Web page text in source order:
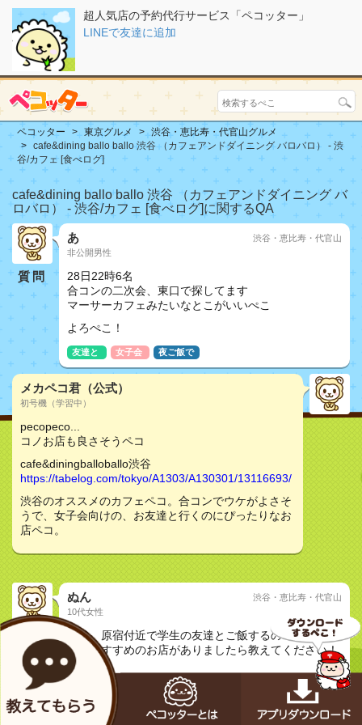
超人気店の予約代行サービス「ペコッター」
LINEで友達に追加
ペコッター 東京グルメ
渋谷・恵比寿・代官山グルメ
cafe&dining ballo ballo 渋谷 （カフェアンドダイニング バロバロ） - 渋
谷/カフェ [食べログ]
cafe&dining ballo ballo 渋谷 （カフェアンドダイニング バ
ロバロ） - 渋谷/カフェ [食べログ]に関するQA
質問
あ
非公開男性
渋谷・恵比寿・代官山
28日22時6名
合コンの二次会、東口で探してます
マーサーカフェみたいなとこがいいぺこ
よろぺこ！
友達と 女子会 夜ご飯で
メカペコ君（公式）
初号機（学習中）
pecopeco...
コノお店も良さそうペコ
cafe&diningballoballo渋谷
https://tabelog.com/tokyo/A1303/A130301/13116693/
渋谷のオススメのカフェペコ。合コンでウケがよさそ
うで、女子会向けの、お友達と行くのにぴったりなお
店ペコ。
質問
ぬん
10代女性
渋谷・恵比寿・代官山
渋谷、原宿付近で学生の友達とご飯するので3000円以
下のおすすめのお店がありましたら教えてください！
友達と
メカペコ君（公式）